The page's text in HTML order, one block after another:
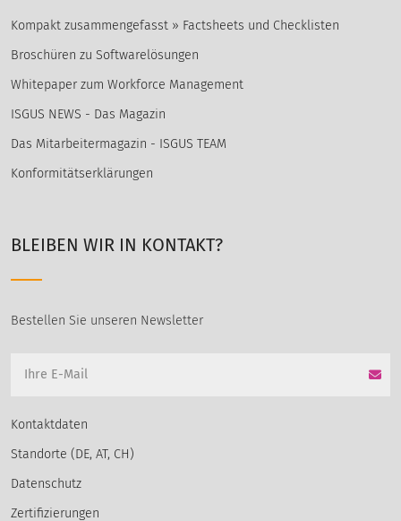
Kompakt zusammengefasst » Factsheets und Checklisten
Broschüren zu Softwarelösungen
Whitepaper zum Workforce Management
ISGUS NEWS - Das Magazin
Das Mitarbeitermagazin - ISGUS TEAM
Konformitätserklärungen
BLEIBEN WIR IN KONTAKT?
Bestellen Sie unseren Newsletter
Kontaktdaten
Standorte (DE, AT, CH)
Datenschutz
Zertifizierungen